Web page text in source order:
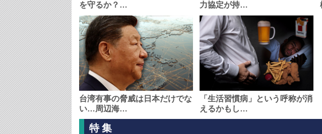
を守るか？…
力協定が持…
台湾有事の脅威は日本だけでな
い…周辺海…
「生活習慣病」という呼称が消
えるかもし…
特集